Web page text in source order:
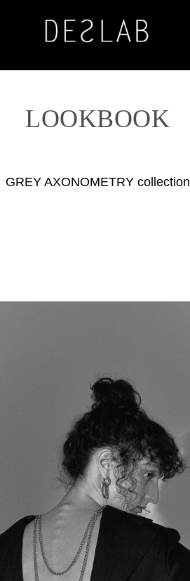
LOOKBOOK
GREY AXONOMETRY collection